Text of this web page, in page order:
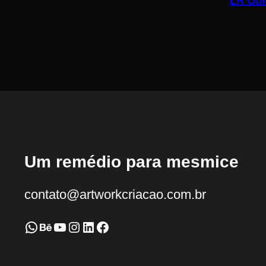
Um remédio para mesmice
contato@artworkcriacao.com.br
WhatsApp Behance Youtube Instagram LinkedIn Facebook